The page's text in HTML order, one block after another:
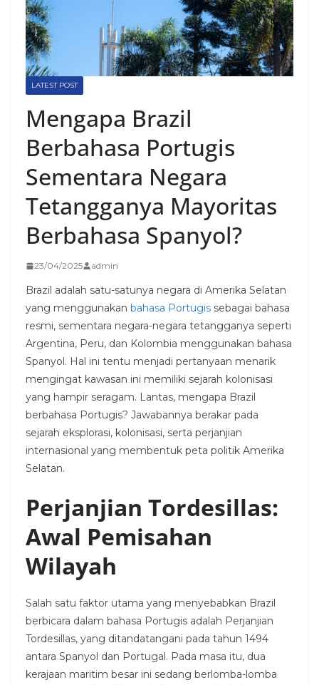
LATEST POST
Mengapa Brazil
Berbahasa Portugis
Sementara Negara
Tetangganya Mayoritas
Berbahasa Spanyol?
23/04/2025 admin
Brazil adalah satu-satunya negara di Amerika Selatan
yang menggunakan bahasa Portugis sebagai bahasa
resmi, sementara negara-negara tetangganya seperti
Argentina, Peru, dan Kolombia menggunakan bahasa
Spanyol. Hal ini tentu menjadi pertanyaan menarik
mengingat kawasan ini memiliki sejarah kolonisasi
yang hampir seragam. Lantas, mengapa Brazil
berbahasa Portugis? Jawabannya berakar pada
sejarah eksplorasi, kolonisasi, serta perjanjian
internasional yang membentuk peta politik Amerika
Selatan.
Perjanjian Tordesillas:
Awal Pemisahan
Wilayah
Salah satu faktor utama yang menyebabkan Brazil
berbicara dalam bahasa Portugis adalah Perjanjian
Tordesillas, yang ditandatangani pada tahun 1494
antara Spanyol dan Portugal. Pada masa itu, dua
kerajaan maritim besar ini sedang berlomba-lomba